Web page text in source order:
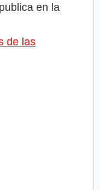
en la
de las